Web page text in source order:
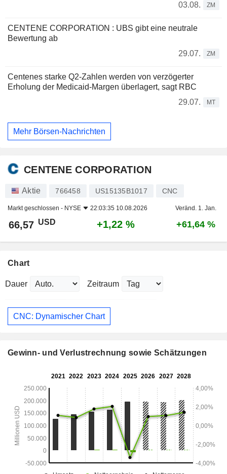
03.08.
ZM
CENTENE CORPORATION : UBS gibt eine neutrale
Bewertung ab
29.07.
ZM
Centenes starke Q2-Zahlen werden von verzögerter
Erholung der Medicaid-Margen überlagert, sagt RBC
29.07.
MT
Mehr Börsen-Nachrichten
CENTENE CORPORATION
Aktie 766458 US15135B1017 CNC
Markt geschlossen - NYSE 22:03:35 10.08.2026 Veränd. 1. Jan.
66,57 USD +1,22 % +61,64 %
Chart
Dauer Zeitraum
CNC: Dynamischer Chart
Gewinn- und Verlustrechnung sowie Schätzungen